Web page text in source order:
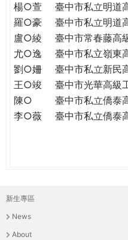
楊○萱
臺中市私立明道
羅○豪
臺中市私立明道
盧○綾
臺中市常春藤高
尤○逸
臺中市私立嶺東
劉○姍
臺中市私立新民
王○竣
臺中市光華高級
陳○
臺中市私立僑泰
李○薇
臺中市私立僑泰
主
選
新生專區
News
About